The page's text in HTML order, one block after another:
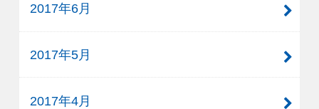
2017年6月
2017年5月
2017年4月